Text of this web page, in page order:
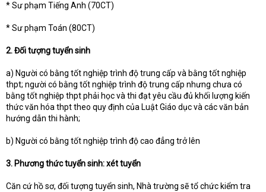
* Sư phạm Tiếng Anh (70CT)
* Sư phạm Toán (80CT)
2. Đối tượng tuyển sinh
a) Người có bằng tốt nghiệp trình độ trung cấp và bằng tốt nghiệp
thpt; người có bằng tốt nghiệp trình độ trung cấp nhưng chưa có
bằng tốt nghiệp thpt phải học và thi đạt yêu cầu đủ khối lượng kiến
thức văn hóa thpt theo quy định của Luật Giáo dục và các văn bản
hướng dẫn thi hành;
b) Người có bằng tốt nghiệp trình độ cao đẳng trở lên
3. Phương thức tuyển sinh: xét tuyển
Căn cứ hồ sơ, đối tượng tuyển sinh, Nhà trường sẽ tổ chức kiểm tra